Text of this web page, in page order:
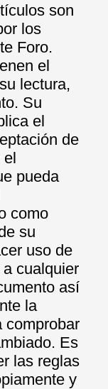
son
los
Foro.
el
lectura,
Su
el
de
el
pueda
como
su
uso de
cualquier
así
la
comprobar
Es
las reglas
y